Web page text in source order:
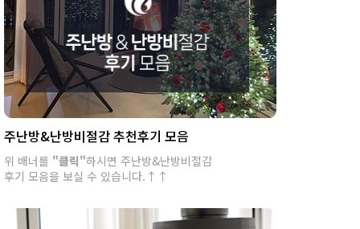
주난방&난방비절감 추천후기 모음
위 배너를 "클릭"하시면 주난방&난방비절감
후기 모음을 보실 수 있습니다.↑↑